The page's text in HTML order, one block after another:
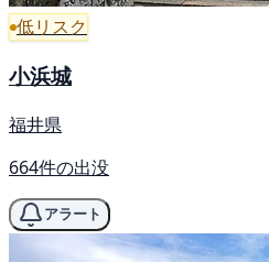
低リスク
小浜城
福井県
664件の出没
アラート